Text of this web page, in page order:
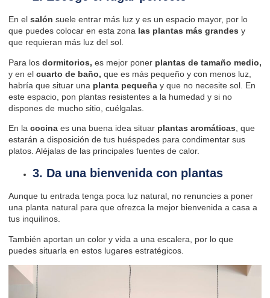
En el salón suele entrar más luz y es un espacio mayor, por lo
que puedes colocar en esta zona las plantas más grandes y
que requieran más luz del sol.
Para los dormitorios, es mejor poner plantas de tamaño medio,
y en el cuarto de baño, que es más pequeño y con menos luz,
habría que situar una planta pequeña y que no necesite sol. En
este espacio, pon plantas resistentes a la humedad y si no
dispones de mucho sitio, cuélgalas.
En la cocina es una buena idea situar plantas aromáticas , que
estarán a disposición de tus huéspedes para condimentar sus
platos. Aléjalas de las principales fuentes de calor.
3. Da una bienvenida con plantas
Aunque tu entrada tenga poca luz natural, no renuncies a poner
una planta natural para que ofrezca la mejor bienvenida a casa a
tus inquilinos.
También aportan un color y vida a una escalera, por lo que
puedes situarla en estos lugares estratégicos.